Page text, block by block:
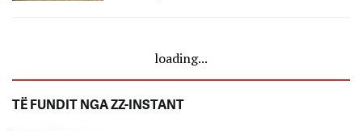
loading...
TË FUNDIT NGA ZZ-INSTANT